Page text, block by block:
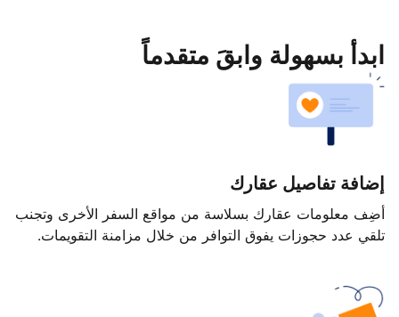
ابدأ بسهولة وابقَ متقدماً
إضافة تفاصيل عقارك
أضِف معلومات عقارك بسلاسة من مواقع السفر الأخرى وتجنب
تلقي عدد حجوزات يفوق التوافر من خلال مزامنة التقويمات.